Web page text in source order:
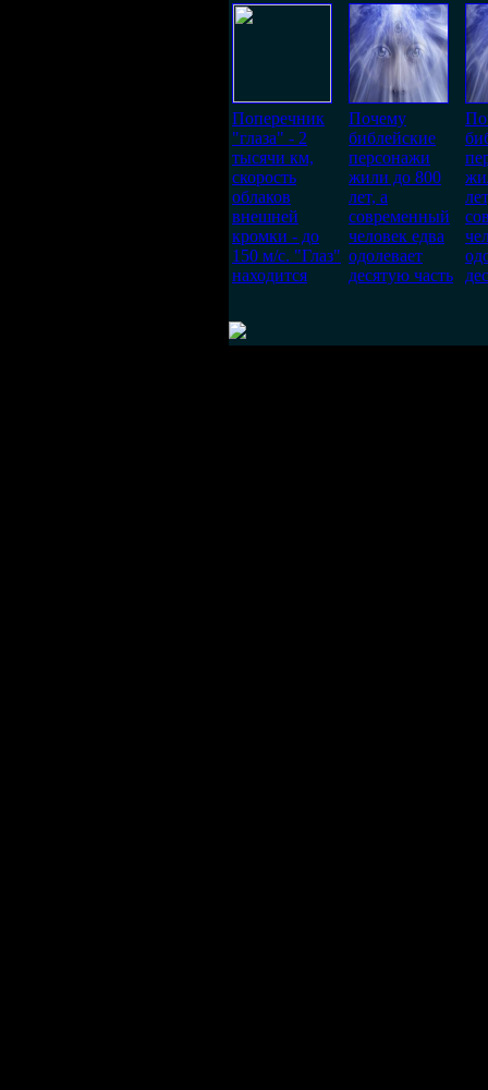
Поперечник
"глаза" - 2
тысячи км,
скорость
облаков
внешней
кромки - до
150 м/с. "Глаз"
находится
Почему
библейские
персонажи
жили до 800
лет, а
современный
человек едва
одолевает
десятую часть